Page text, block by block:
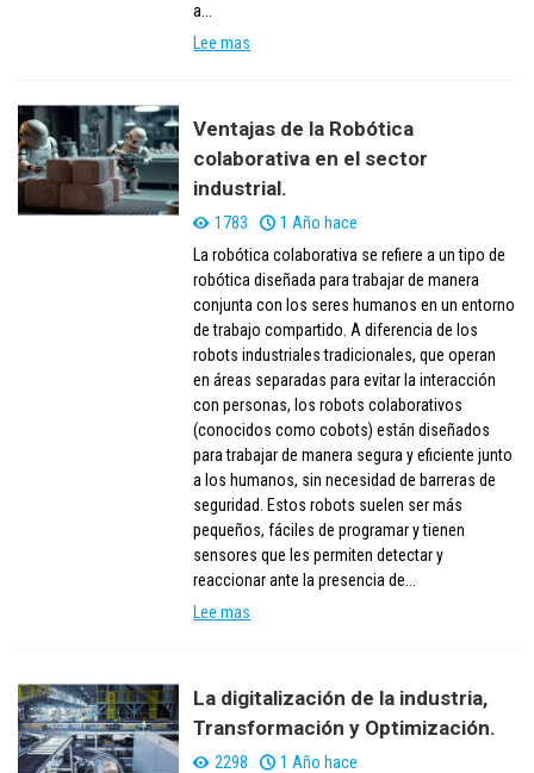
a...
Lee mas
Ventajas de la Robótica
colaborativa en el sector
industrial.
1783
1 Año hace
La robótica colaborativa se refiere a un tipo de
robótica diseñada para trabajar de manera
conjunta con los seres humanos en un entorno
de trabajo compartido. A diferencia de los
robots industriales tradicionales, que operan
en áreas separadas para evitar la interacción
con personas, los robots colaborativos
(conocidos como cobots) están diseñados
para trabajar de manera segura y eficiente junto
a los humanos, sin necesidad de barreras de
seguridad. Estos robots suelen ser más
pequeños, fáciles de programar y tienen
sensores que les permiten detectar y
reaccionar ante la presencia de...
Lee mas
La digitalización de la industria,
Transformación y Optimización.
2298
1 Año hace